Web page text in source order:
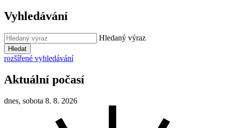
Vyhledávání
Hledaný výraz
Hledat
rozšířené vyhledávání
Aktuální počasí
dnes, sobota 8. 8. 2026